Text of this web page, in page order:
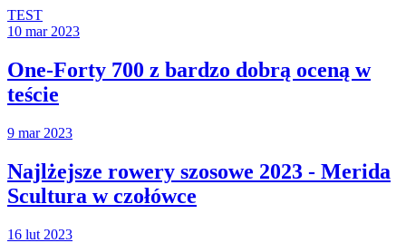
TEST
10 mar 2023
One-Forty 700 z bardzo dobrą oceną w
teście
9 mar 2023
Najlżejsze rowery szosowe 2023 - Merida
Scultura w czołówce
16 lut 2023